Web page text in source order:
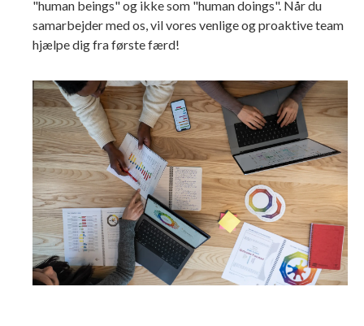
"human beings" og ikke som "human doings". Når du
samarbejder med os, vil vores venlige og proaktive team
hjælpe dig fra første færd!